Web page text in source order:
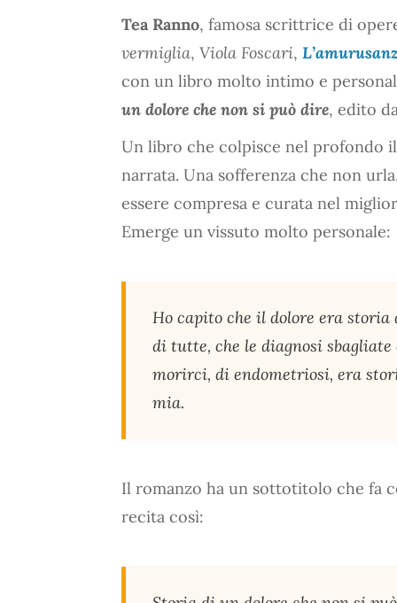
Tea Ranno, famosa scrittrice di
vermiglia, Viola Foscari,
con un libro molto intimo e
un dolore che non si può dire, edito
Un libro che colpisce nel profondo
narrata. Una sofferenza che non
essere compresa e curata nel
Emerge un vissuto molto personale:
Ho capito che il dolore era
di tutte, che le diagnosi
morirci, di endometriosi, era
mia.
Il romanzo ha un sottotitolo che fa
recita così: